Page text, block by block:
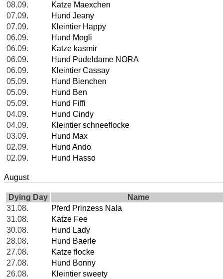
08.09.
Katze Maexchen
07.09.
Hund Jeany
07.09.
Kleintier Happy
06.09.
Hund Mogli
06.09.
Katze kasmir
06.09.
Hund Pudeldame NORA
06.09.
Kleintier Cassay
05.09.
Hund Bienchen
05.09.
Hund Ben
05.09.
Hund Fiffi
04.09.
Hund Cindy
04.09.
Kleintier schneeflocke
03.09.
Hund Max
02.09.
Hund Ando
02.09.
Hund Hasso
August
Dying Day
Name
31.08.
Pferd Prinzess Nala
31.08.
Katze Fee
30.08.
Hund Lady
28.08.
Hund Baerle
27.08.
Katze flocke
27.08.
Hund Bonny
26.08.
Kleintier sweety